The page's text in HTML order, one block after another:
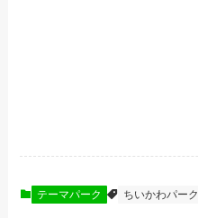
テーマパーク ちいかわパーク